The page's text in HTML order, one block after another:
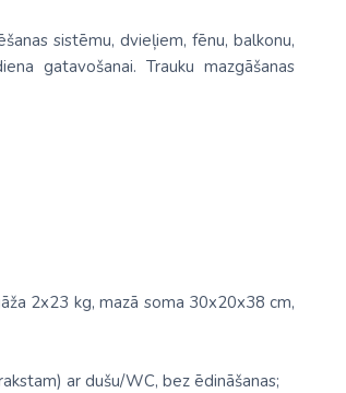
sistēmu, dvieļiem, fēnu, balkonu,
gatavošanai. Trauku mazgāšanas
2x23 kg, mazā soma 30x20x38 cm,
ar dušu/WC, bez ēdināšanas;